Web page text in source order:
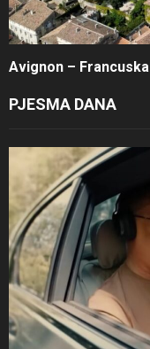
Avignon – Francuska
PJESMA DANA